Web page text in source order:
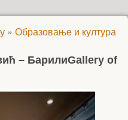
» Образовање и култура
– БарилиGallery of